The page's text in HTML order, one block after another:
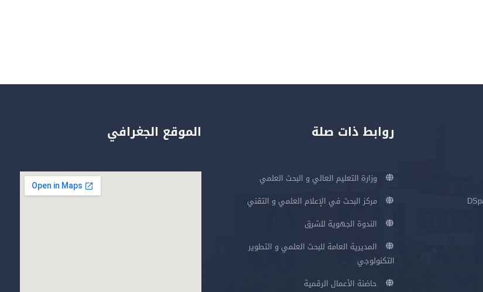
روابط ذات صلة
وزارة التعليم العالي و البحث العلمي
مركز البحث في الإعلام العلمي و التقني
الندوة الجهوية للشرق
المديرية العامة للبحث العلمي و التطوير
التكنولوجي
حاضنة الأعمال الرقمية
الموقع الجغرافي